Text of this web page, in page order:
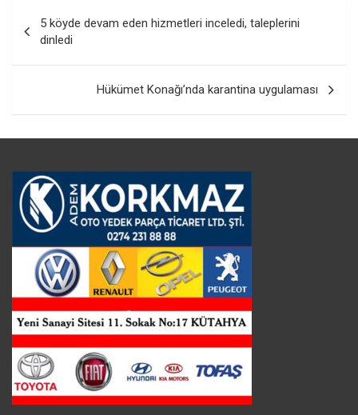
gezinmesi
5 köyde devam eden hizmetleri inceledi, taleplerini
dinledi
Hükümet Konağı’nda karantina uygulaması